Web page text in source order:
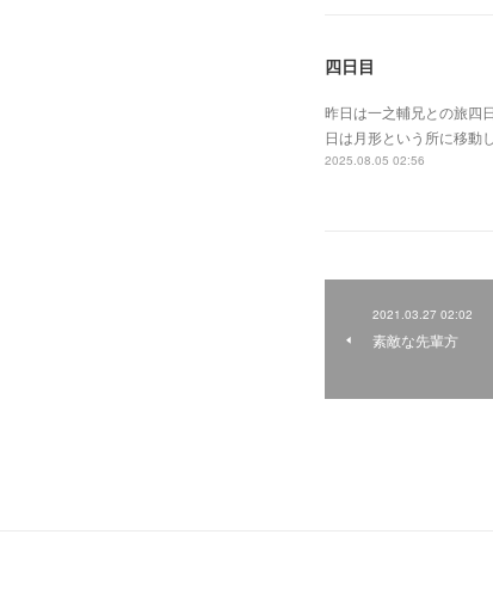
四日目
昨日は一之輔兄との旅四
日は月形という所に移動
2025.08.05 02:56
2021.03.27 02:02
素敵な先輩方